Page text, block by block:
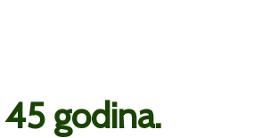
godina.